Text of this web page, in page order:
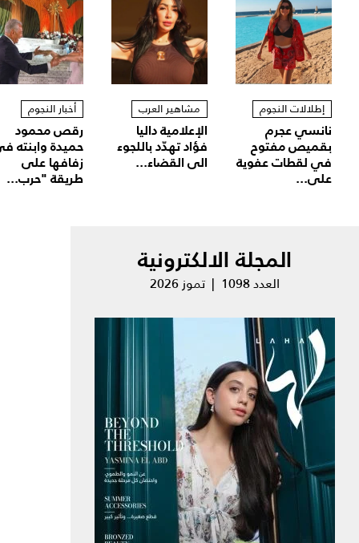
إطلالات النجوم
نانسي عجرم
بقميص مفتوح
في لقطات عفوية
على...
مشاهير العرب
الإعلامية داليا
فؤاد تهدّد باللجوء
الى القضاء...
أخبار النجوم
رقص محمود
حميدة وابنته
زفافها على
طريقة "حرب...
المجلة الالكترونية
العدد 1098 | تموز 2026